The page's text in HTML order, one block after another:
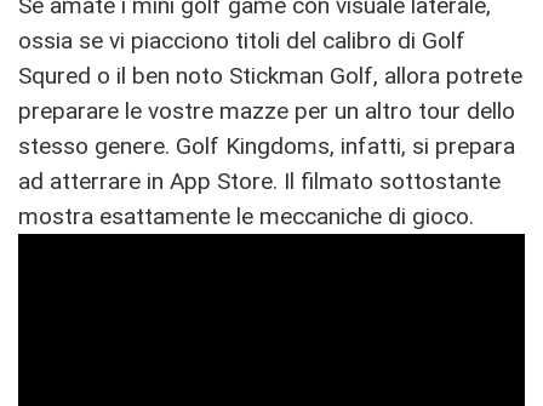
ossia se vi piacciono titoli del calibro di Golf
Squred o il ben noto Stickman Golf, allora potrete
preparare le vostre mazze per un altro tour dello
stesso genere. Golf Kingdoms, infatti, si prepara
ad atterrare in App Store. Il filmato sottostante
mostra esattamente le meccaniche di gioco.